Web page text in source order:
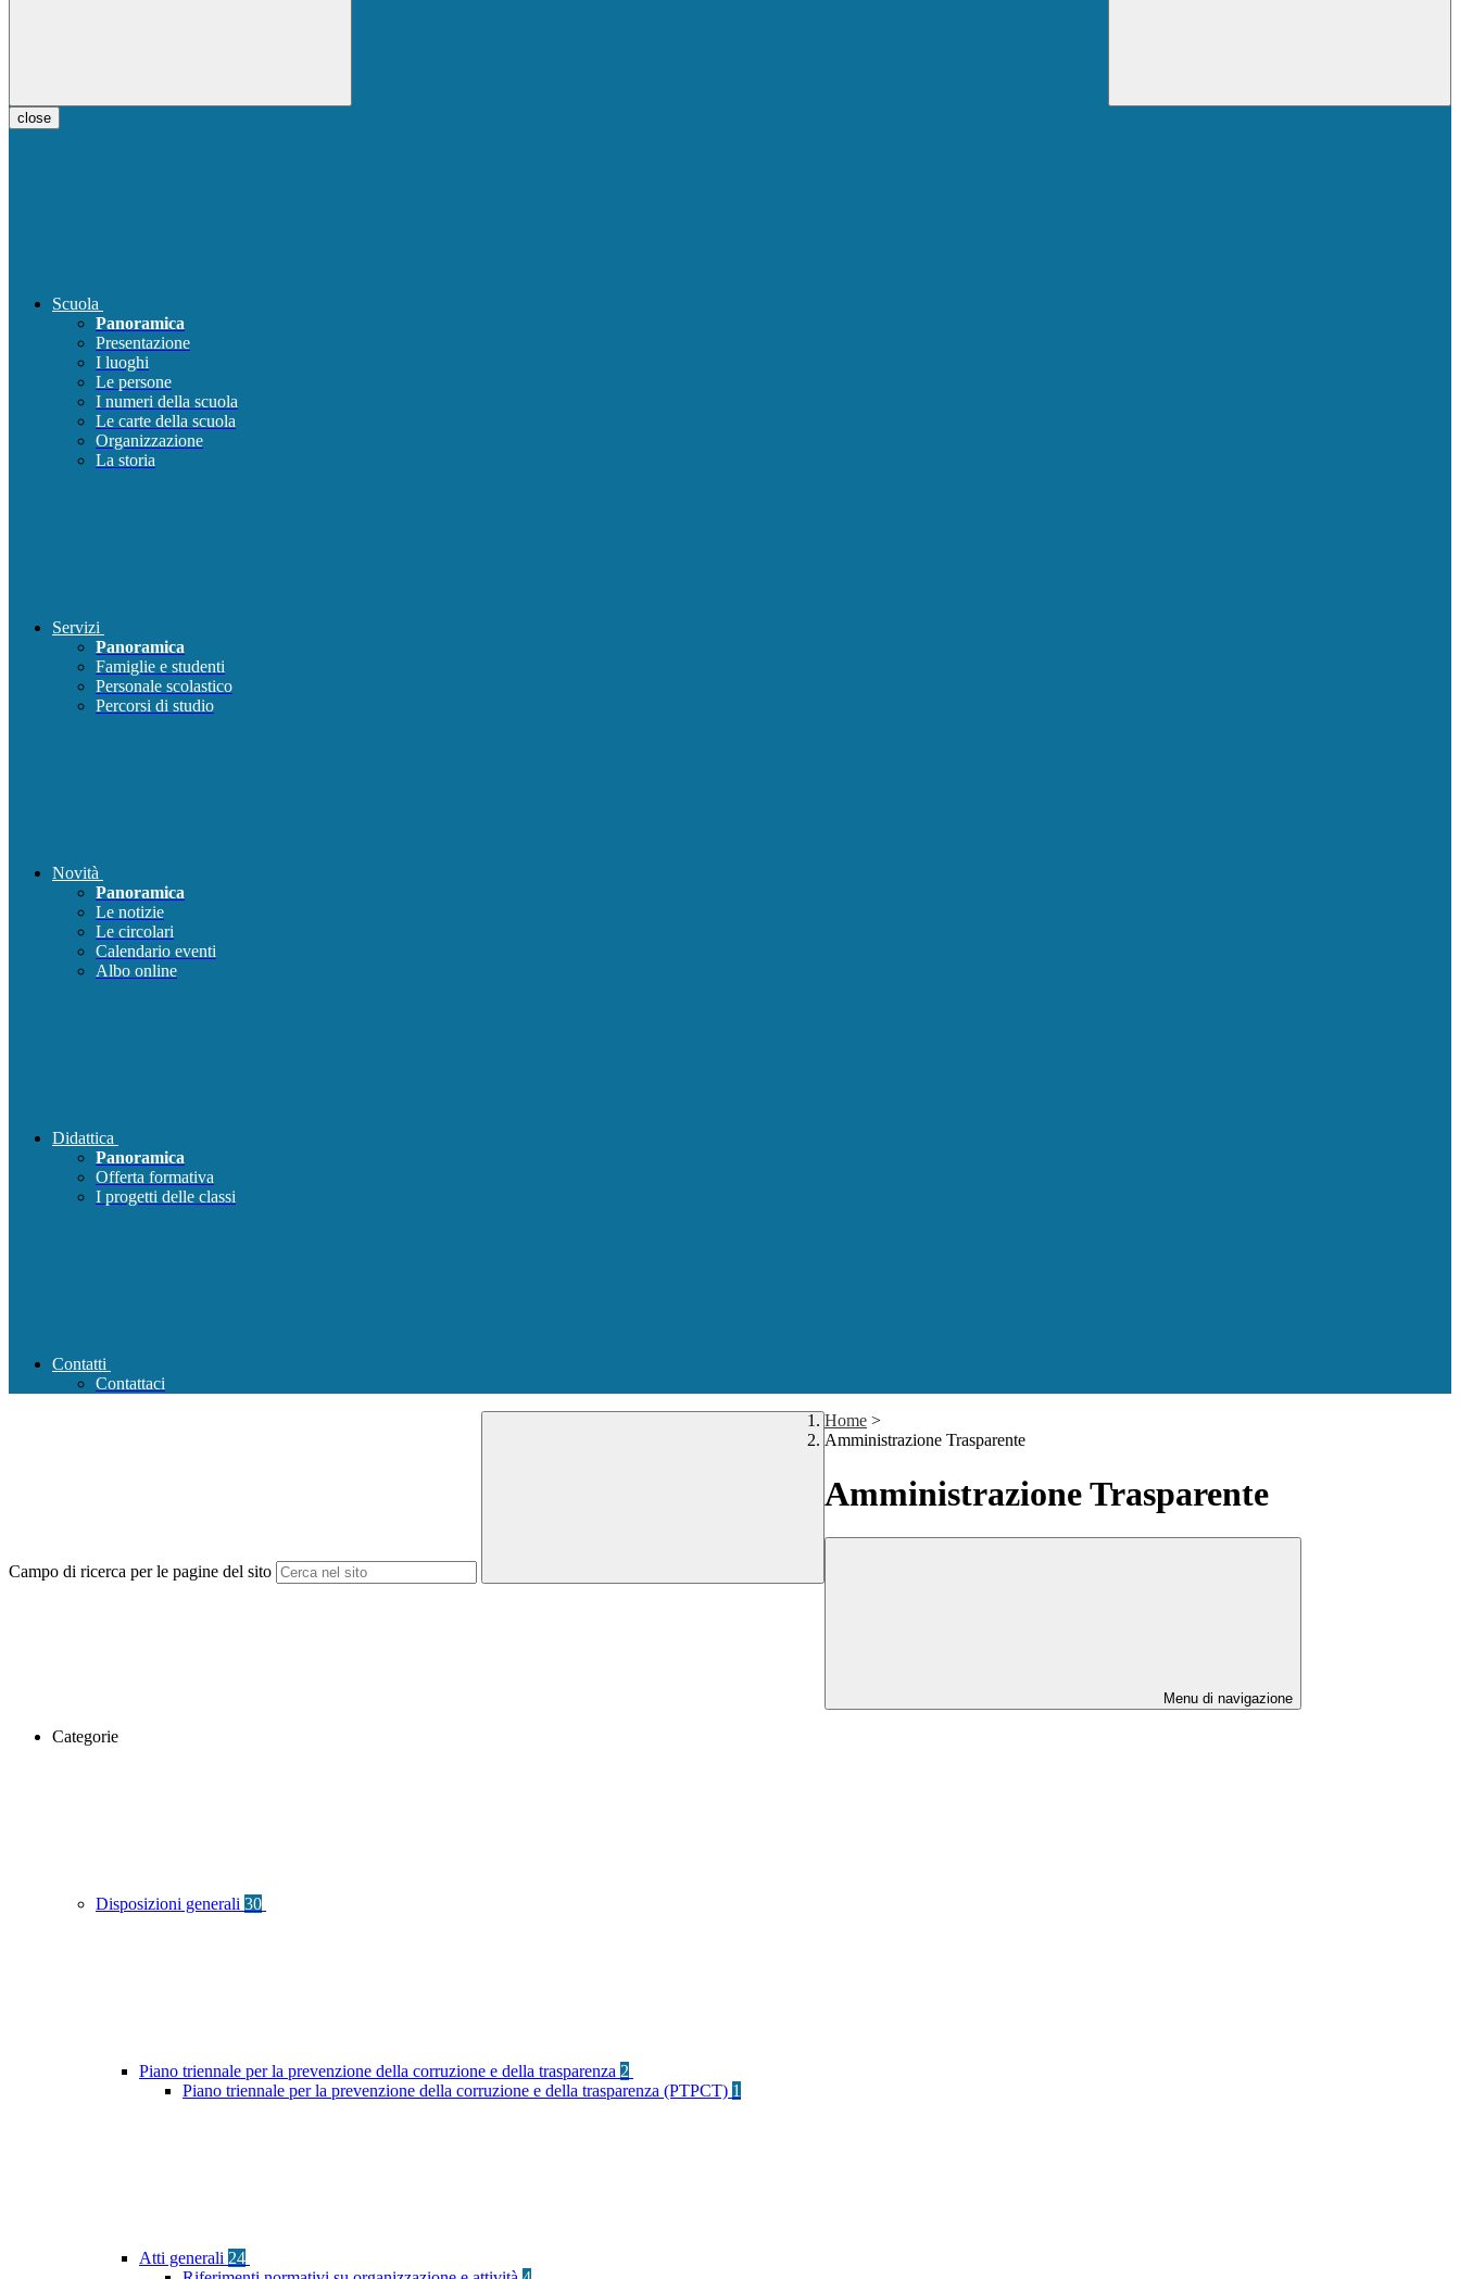
close
Scuola
Panoramica
Presentazione
I luoghi
Le persone
I numeri della scuola
Le carte della scuola
Organizzazione
La storia
Servizi
Panoramica
Famiglie e studenti
Personale scolastico
Percorsi di studio
Novità
Panoramica
Le notizie
Le circolari
Calendario eventi
Albo online
Didattica
Panoramica
Offerta formativa
I progetti delle classi
Contatti
Contattaci
Campo di ricerca per le pagine del sito
Home >
Amministrazione Trasparente
Amministrazione Trasparente
Menu di navigazione
Categorie
Disposizioni generali 30
Piano triennale per la prevenzione della corruzione e della trasparenza 2
Piano triennale per la prevenzione della corruzione e della trasparenza (PTPCT) 1
Atti generali 24